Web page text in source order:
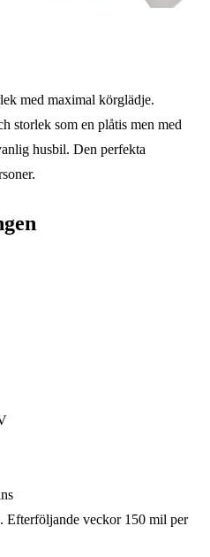
med maximal körglädje.
storlek som en plåtis men med
husbil. Den perfekta
Efterföljande veckor 150 mil per